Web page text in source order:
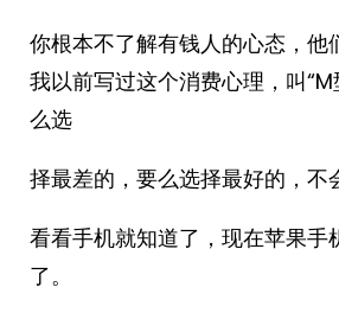
你根本不了解有钱人的心态，他
我以前写过这个消费心理，叫
么选
择最差的，要么选择最好的，不
看看手机就知道了，现在苹果手
了。